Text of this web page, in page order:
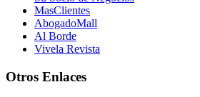
MasClientes
AbogadoMall
Al Borde
Vivela Revista
Otros Enlaces